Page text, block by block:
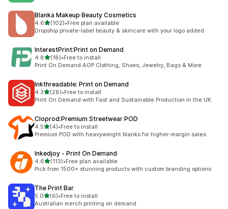
Blanka Makeup Beauty Cosmetics
4.6滿分 5 顆星
(102)
共有 102 則評價
•Free plan available
Dropship private-label beauty & skincare with your logo added
InterestPrint:Print on Demand
4.8滿分 5 顆星
(18)
共有 18 則評價
•Free to install
Print On Demand AOP Clothing, Shoes, Jewelry, Bags & More
Inkthreadable: Print on Demand
4.3滿分 5 顆星
(28)
共有 28 則評價
•Free to install
Print On Demand with Fast and Sustainable Production in the UK
Cloprod:Premium Streetwear POD
4.5滿分 5 顆星
(4)
共有 4 則評價
•Free to install
Premium POD with heavyweight blanks for higher-margin sales
Inkedjoy ‑ Print On Demand
4.6滿分 5 顆星
(113)
共有 113 則評價
•Free plan available
Pick from 1500+ stunning products with custom branding options
The Print Bar
5.0滿分 5 顆星
(6)
共有 6 則評價
•Free to install
Australian merch printing on demand